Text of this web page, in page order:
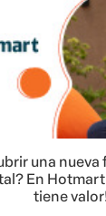
una nueva
En
tiene